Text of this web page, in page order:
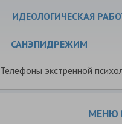
ИДЕОЛОГИЧЕСКАЯ
САНЭПИДРЕЖИМ
Телефоны экстренной
МЕНЮ